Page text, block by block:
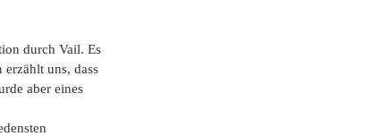
durch Vail. Es
uns, dass
aber eines